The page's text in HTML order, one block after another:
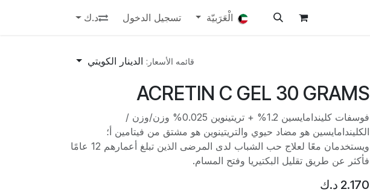
الْعَرَبيّة تسجيل الدخول د.ك
قائمه الأسعار: الدينار الكويتي
ACRETIN C GEL 30 GRAMS
فوسفات كليندامايسين 1.2% + تريتينوين 0.025% وزن/وزن /
الكليندامايسين هو مضاد حيوي والتريتينوين هو مشتق من فيتامين أ؛
ويستخدمان معًا لعلاج حب الشباب لدى المرضى الذين تبلغ أعمارهم 12 عامًا
فأكثر عن طريق تقليل البكتيريا وفتح المسام.
2.170 د.ك